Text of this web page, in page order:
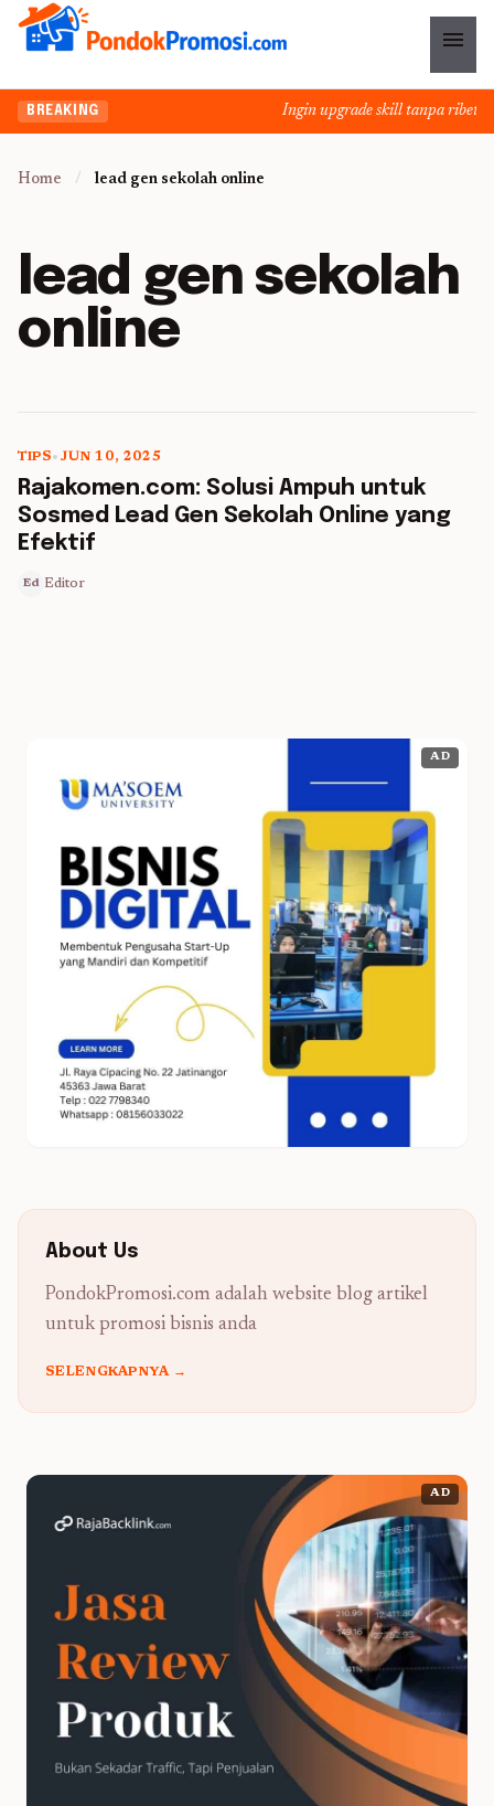
menu
BREAKING Ingin upgrade skill tanpa ribet?
Home / lead gen sekolah online
lead gen sekolah
online
5 min read
TIPS• JUN 10, 2025
Rajakomen.com: Solusi Ampuh untuk
Sosmed Lead Gen Sekolah Online yang
Efektif
Ed Editor
AD
About Us
PondokPromosi.com adalah website blog artikel
untuk promosi bisnis anda
SELENGKAPNYA →
AD